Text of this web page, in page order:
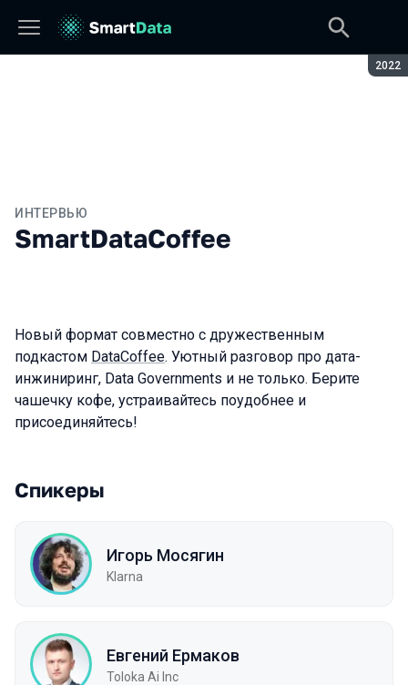
2022
ИНТЕРВЬЮ
SmartDataCoffee
Новый формат совместно с дружественным
подкастом DataCoffee. Уютный разговор про дата-
инжиниринг, Data Governments и не только. Берите
чашечку кофе, устраивайтесь поудобнее и
присоединяйтесь!
Спикеры
Игорь Мосягин
Klarna
Евгений Ермаков
Toloka Ai Inc